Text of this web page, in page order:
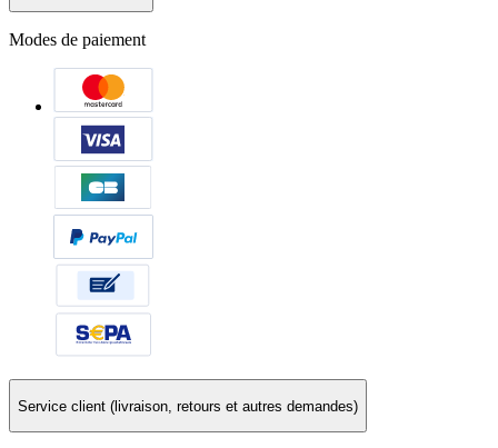
Modes de paiement
Service client (livraison, retours et autres demandes)